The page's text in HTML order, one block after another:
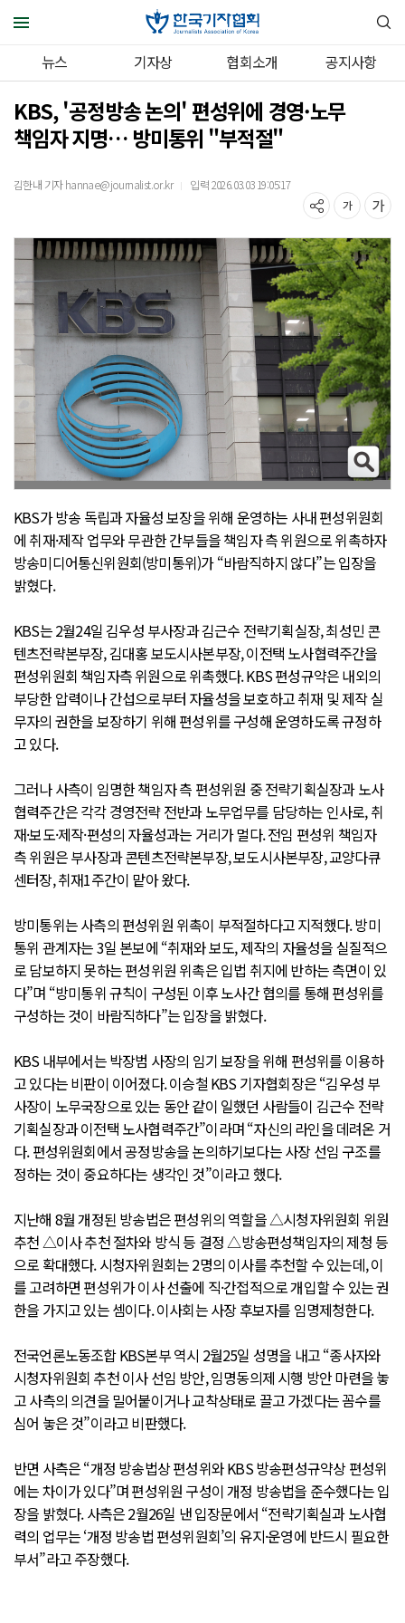
뉴스 기자상 협회소개 공지사항
KBS, '공정방송 논의' 편성위에 경영·노무
책임자 지명… 방미통위 "부적절"
김한내 기자 hannae@journalist.or.kr ｜ 입력 2026.03.03 19:05:17
KBS가 방송 독립과 자율성 보장을 위해 운영하는 사내 편성위원회
에 취재·제작 업무와 무관한 간부들을 책임자 측 위원으로 위촉하자
방송미디어통신위원회(방미통위)가 “바람직하지 않다”는 입장을
밝혔다.
KBS는 2월24일 김우성 부사장과 김근수 전략기획실장, 최성민 콘
텐츠전략본부장, 김대홍 보도시사본부장, 이전택 노사협력주간을
편성위원회 책임자측 위원으로 위촉했다. KBS 편성규약은 내외의
부당한 압력이나 간섭으로부터 자율성을 보호하고 취재 및 제작 실
무자의 권한을 보장하기 위해 편성위를 구성해 운영하도록 규정하
고 있다.
그러나 사측이 임명한 책임자 측 편성위원 중 전략기획실장과 노사
협력주간은 각각 경영전략 전반과 노무업무를 담당하는 인사로, 취
재·보도·제작·편성의 자율성과는 거리가 멀다. 전임 편성위 책임자
측 위원은 부사장과 콘텐츠전략본부장, 보도시사본부장, 교양다큐
센터장, 취재1주간이 맡아 왔다.
방미통위는 사측의 편성위원 위촉이 부적절하다고 지적했다. 방미
통위 관계자는 3일 본보에 “취재와 보도, 제작의 자율성을 실질적으
로 담보하지 못하는 편성위원 위촉은 입법 취지에 반하는 측면이 있
다”며 “방미통위 규칙이 구성된 이후 노사간 협의를 통해 편성위를
구성하는 것이 바람직하다”는 입장을 밝혔다.
KBS 내부에서는 박장범 사장의 임기 보장을 위해 편성위를 이용하
고 있다는 비판이 이어졌다. 이승철 KBS 기자협회장은 “김우성 부
사장이 노무국장으로 있는 동안 같이 일했던 사람들이 김근수 전략
기획실장과 이전택 노사협력주간”이라며 “자신의 라인을 데려온 거
다. 편성위원회에서 공정방송을 논의하기보다는 사장 선임 구조를
정하는 것이 중요하다는 생각인 것”이라고 했다.
지난해 8월 개정된 방송법은 편성위의 역할을 △시청자위원회 위원
추천 △이사 추천 절차와 방식 등 결정 △방송편성책임자의 제청 등
으로 확대했다. 시청자위원회는 2명의 이사를 추천할 수 있는데, 이
를 고려하면 편성위가 이사 선출에 직·간접적으로 개입할 수 있는 권
한을 가지고 있는 셈이다. 이사회는 사장 후보자를 임명제청한다.
전국언론노동조합 KBS본부 역시 2월25일 성명을 내고 “종사자와
시청자위원회 추천 이사 선임 방안, 임명동의제 시행 방안 마련을 놓
고 사측의 의견을 밀어붙이거나 교착상태로 끌고 가겠다는 꼼수를
심어 놓은 것”이라고 비판했다.
반면 사측은 “개정 방송법상 편성위와 KBS 방송편성규약상 편성위
에는 차이가 있다”며 편성위원 구성이 개정 방송법을 준수했다는 입
장을 밝혔다. 사측은 2월26일 낸 입장문에서 “전략기획실과 노사협
력의 업무는 ‘개정 방송법 편성위원회’의 유지·운영에 반드시 필요한
부서”라고 주장했다.